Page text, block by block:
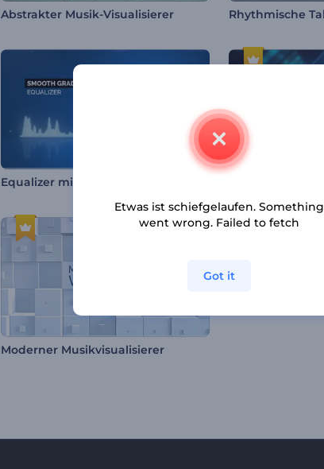
Abstrakter Musik-Visualisierer
Moderner Musikvisualisierer
Etwas ist schiefgelaufen. Something
went wrong. Failed to fetch
Got it